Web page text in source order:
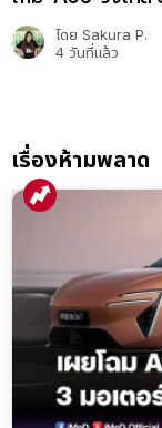
โดย Sakura P.
4 วันที่แล้ว
เรื่องห้ามพลาด